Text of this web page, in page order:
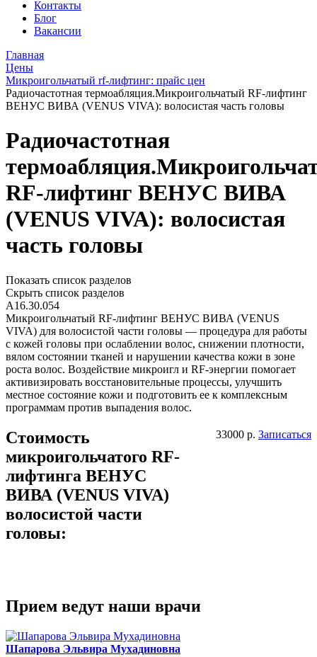
Контакты
Блог
Вакансии
Главная
Цены
Микроигольчатый rf-лифтинг: прайс цен
Радиочастотная термоабляция.Микроигольчатый RF-лифтинг
ВЕНУС ВИВА (VENUS VIVA): волосистая часть головы
Радиочастотная
RF-лифтинг ВЕНУС ВИВА
(VENUS VIVA): волосистая
часть головы
Показать список разделов
Скрыть список разделов
А16.30.054
Микроигольчатый RF-лифтинг ВЕНУС ВИВА (VENUS
VIVA) для волосистой части головы — процедура для работы
с кожей головы при ослаблении волос, снижении плотности,
вялом состоянии тканей и нарушении качества кожи в зоне
роста волос. Воздействие микроигл и RF-энергии помогает
активизировать восстановительные процессы, улучшить
местное состояние кожи и подготовить ее к комплексным
программам против выпадения волос.
Стоимость
микроигольчатого RF-
лифтинга ВЕНУС
ВИВА (VENUS VIVA)
волосистой части
головы:
33000 р. Записаться
Прием ведут наши врачи
Шапарова Эльвира Мухадиновна